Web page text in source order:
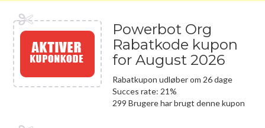
Powerbot Org
Rabatkode kupon
for August 2026
Rabatkupon udløber om 26 dage
Succes rate: 21%
299 Brugere har brugt denne kupon